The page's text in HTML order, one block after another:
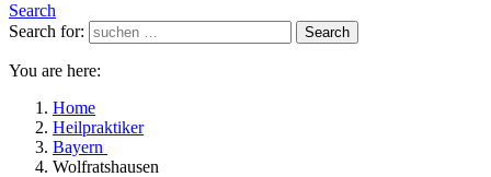
Search
Search for:
Search
You are here:
Home
Heilpraktiker
Bayern
Wolfratshausen